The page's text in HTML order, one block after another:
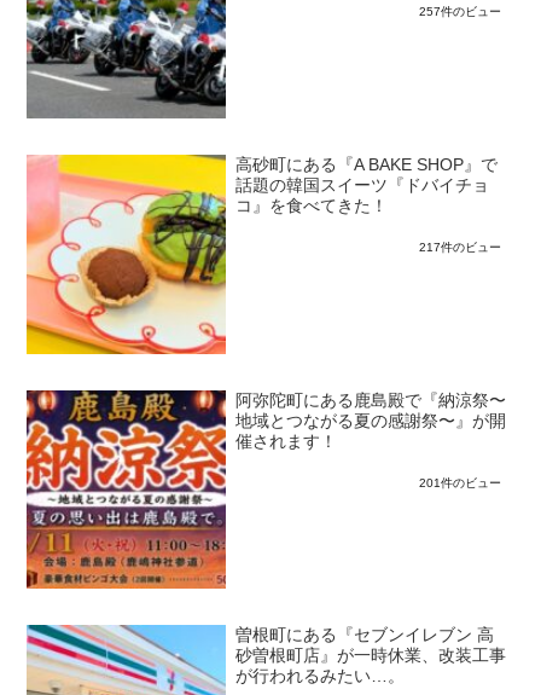
257件のビュー
高砂町にある『A BAKE SHOP』で
話題の韓国スイーツ『ドバイチョ
コ』を食べてきた！
217件のビュー
阿弥陀町にある鹿島殿で『納涼祭〜
地域とつながる夏の感謝祭〜』が開
催されます！
201件のビュー
曽根町にある『セブンイレブン 高
砂曽根町店』が一時休業、改装工事
が行われるみたい…。